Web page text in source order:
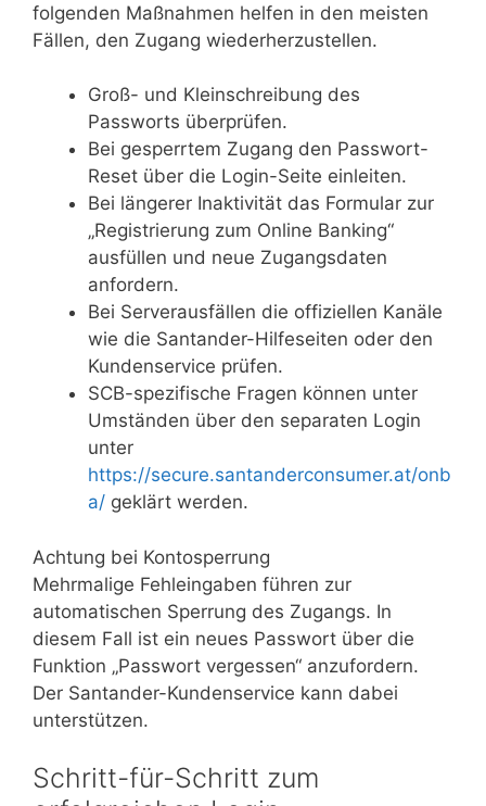
folgenden Maßnahmen helfen in den meisten
Fällen, den Zugang wiederherzustellen.
Groß- und Kleinschreibung des
Passworts überprüfen.
Bei gesperrtem Zugang den Passwort-
Reset über die Login-Seite einleiten.
Bei längerer Inaktivität das Formular zur
„Registrierung zum Online Banking“
ausfüllen und neue Zugangsdaten
anfordern.
Bei Serverausfällen die offiziellen Kanäle
wie die Santander-Hilfeseiten oder den
Kundenservice prüfen.
SCB-spezifische Fragen können unter
Umständen über den separaten Login
unter
https://secure.santanderconsumer.at/onb
a/ geklärt werden.
Achtung bei Kontosperrung
Mehrmalige Fehleingaben führen zur
automatischen Sperrung des Zugangs. In
diesem Fall ist ein neues Passwort über die
Funktion „Passwort vergessen“ anzufordern.
Der Santander-Kundenservice kann dabei
unterstützen.
Schritt-für-Schritt zum